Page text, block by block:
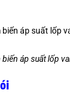
biến áp suất lốp